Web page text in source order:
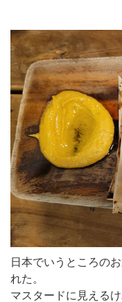
日本でいうところの
れた。
マスタードに見える